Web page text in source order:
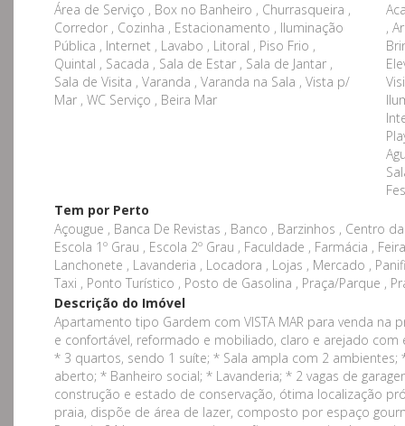
Área de Serviço , Box no Banheiro , Churrasqueira ,
Corredor , Cozinha , Estacionamento , Iluminação
Pública , Internet , Lavabo , Litoral , Piso Frio ,
Quintal , Sacada , Sala de Estar , Sala de Jantar ,
Sala de Visita , Varanda , Varanda na Sala , Vista p/
Mar , WC Serviço , Beira Mar
,
Tem por Perto
Açougue , Banca De Revistas , Banco , Barzinhos , Centro
Escola 1º Grau , Escola 2º Grau , Faculdade , Farmácia ,
Lanchonete , Lavanderia , Locadora , Lojas , Mercado ,
Taxi , Ponto Turístico , Posto de Gasolina , Praça/Parque ,
Descrição do Imóvel
Apartamento tipo Gardem com VISTA MAR para venda na
e confortável, reformado e mobiliado, claro e arejado com
* 3 quartos, sendo 1 suíte; * Sala ampla com 2 ambientes;
aberto; * Banheiro social; * Lavanderia; * 2 vagas de
construção e estado de conservação, ótima localização
praia, dispõe de área de lazer, composto por espaço